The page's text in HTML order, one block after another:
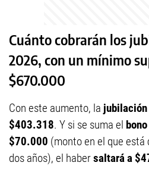
Cuánto cobrarán los
2026, con un mínimo
$670.000
Con este aumento, la
$403.318. Y si se suma el
$70.000 (monto en el que está
dos años), el habersaltará a